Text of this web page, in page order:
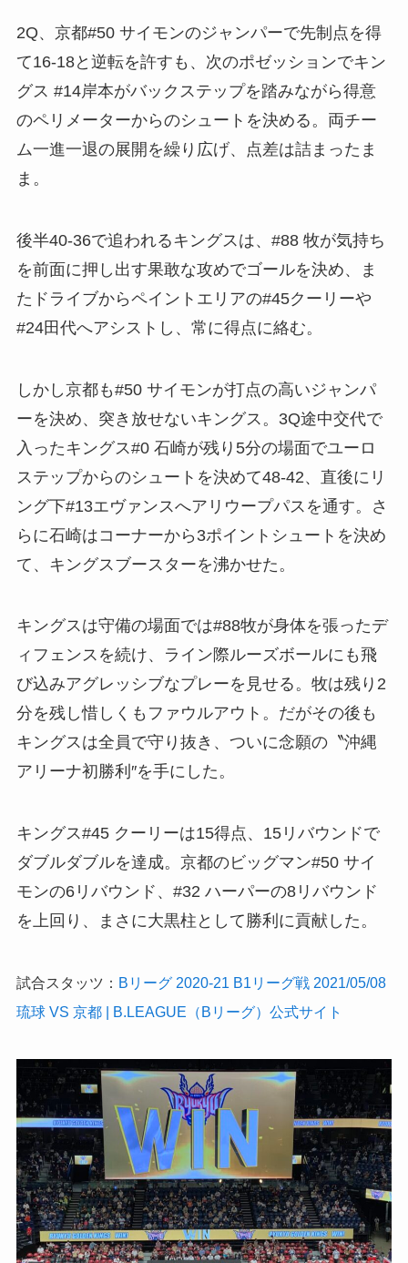
2Q、京都#50 サイモンのジャンパーで先制点を得
て16-18と逆転を許すも、次のポゼッションでキン
グス #14岸本がバックステップを踏みながら得意
のペリメーターからのシュートを決める。両チー
ム一進一退の展開を繰り広げ、点差は詰まったま
ま。
後半40-36で追われるキングスは、#88 牧が気持ち
を前面に押し出す果敢な攻めでゴールを決め、ま
たドライブからペイントエリアの#45クーリーや
#24田代へアシストし、常に得点に絡む。
しかし京都も#50 サイモンが打点の高いジャンパ
ーを決め、突き放せないキングス。3Q途中交代で
入ったキングス#0 石崎が残り5分の場面でユーロ
ステップからのシュートを決めて48-42、直後にリ
ング下#13エヴァンスへアリウープパスを通す。さ
らに石崎はコーナーから3ポイントシュートを決め
て、キングスブースターを沸かせた。
キングスは守備の場面では#88牧が身体を張ったデ
ィフェンスを続け、ライン際ルーズボールにも飛
び込みアグレッシブなプレーを見せる。牧は残り2
分を残し惜しくもファウルアウト。だがその後も
キングスは全員で守り抜き、ついに念願の〝沖縄
アリーナ初勝利″を手にした。
キングス#45 クーリーは15得点、15リバウンドで
ダブルダブルを達成。京都のビッグマン#50 サイ
モンの6リバウンド、#32 ハーパーの8リバウンド
を上回り、まさに大黒柱として勝利に貢献した。
試合スタッツ： Bリーグ 2020-21 B1リーグ戦 2021/05/08
琉球 VS 京都 | B.LEAGUE（Bリーグ）公式サイト